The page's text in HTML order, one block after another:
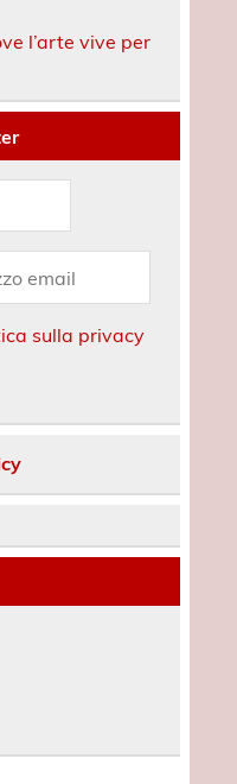
l’arte vive per
sulla privacy